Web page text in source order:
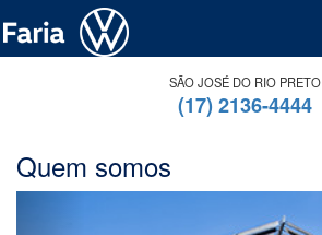
SÃO JOSÉ DO RIO PRETO
(17) 2136-4444
Quem somos